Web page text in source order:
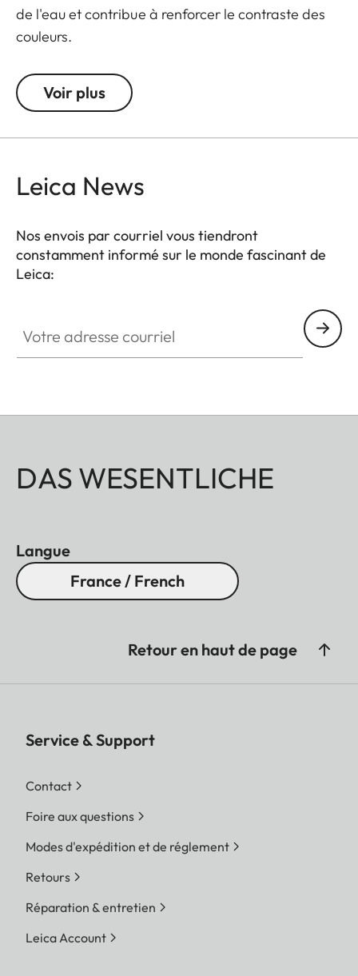
de l'eau et contribue à renforcer le contraste des
couleurs.
Voir plus
Leica News
Nos envois par courriel vous tiendront
constamment informé sur le monde fascinant de
Leica:
DAS WESENTLICHE
Langue
France / French
Retour en haut de page
Service & Support
Contact
Foire aux questions
Modes d'expédition et de réglement
Retours
Réparation & entretien
Leica Account